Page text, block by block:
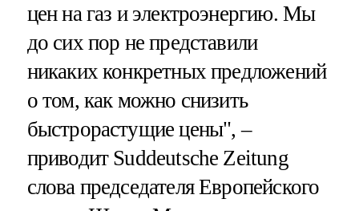
цен на газ и электроэнергию. Мы
до сих пор не представили
никаких конкретных предложений
о том, как можно снизить
быстрорастущие цены", –
приводит Suddeutsche Zeitung
слова председателя Европейского